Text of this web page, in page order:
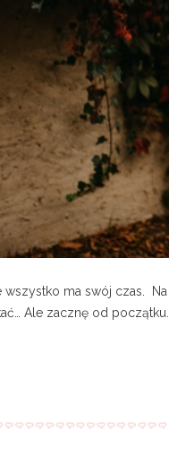
wszystko ma swój czas.
Ale zacznę od